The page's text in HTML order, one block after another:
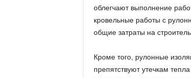
облегчают выполнение
кровельные работы с
общие затраты на
Кроме того, рулонные
препятствуют утечкам